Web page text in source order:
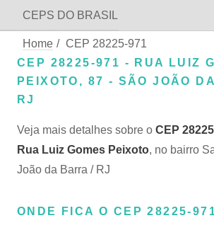
CEPS DO BRASIL
Home / CEP 28225-971
CEP 28225-971 - RUA LUIZ
PEIXOTO, 87 - SÃO JOÃO
RJ
Veja mais detalhes sobre o CEP
Rua Luiz Gomes Peixoto, no bairro
João da Barra / RJ
ONDE FICA O CEP 28225-